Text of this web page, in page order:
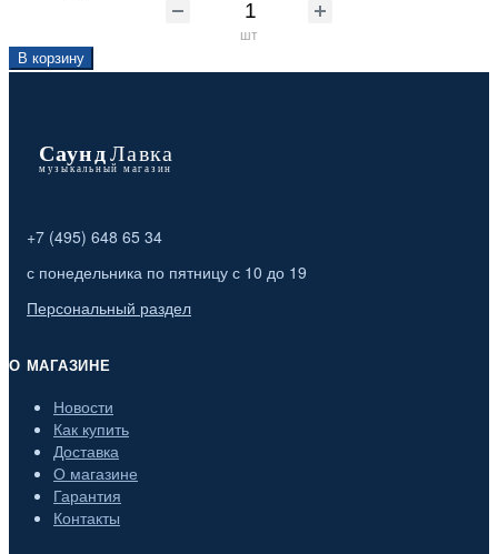
шт
В корзину
+7 (495) 648 65 34
с понедельника по пятницу с 10 до 19
Персональный раздел
О МАГАЗИНЕ
Новости
Как купить
Доставка
О магазине
Гарантия
Контакты